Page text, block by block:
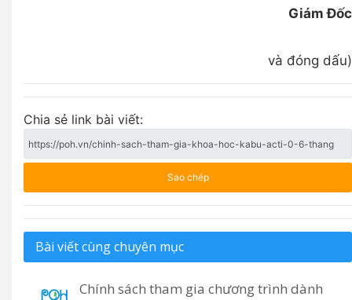
Giám Đốc
và đóng dấu)
Chia sẻ link bài viết:
Sao chép
Bài viết cùng chuyên mục
Chính sách tham gia chương trình dành